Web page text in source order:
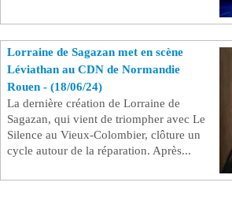
Lorraine de Sagazan met en scène
Léviathan au CDN de Normandie
Rouen - (18/06/24)
La dernière création de Lorraine de
Sagazan, qui vient de triompher avec Le
Silence au Vieux-Colombier, clôture un
cycle autour de la réparation. Après...